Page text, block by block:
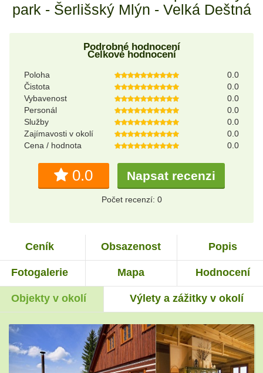
park - Šerlišský Mlýn - Velká Deštná
Podrobné hodnocení
Celkové hodnocení
Poloha
0.0
Čistota
0.0
Vybavenost
0.0
Personál
0.0
Služby
0.0
Zajímavosti v okolí
0.0
Cena / hodnota
0.0
0.0 Napsat recenzi
Počet recenzí: 0
Ceník Obsazenost Popis
Fotogalerie Mapa Hodnocení
Objekty v okolí Výlety a zážitky v okolí